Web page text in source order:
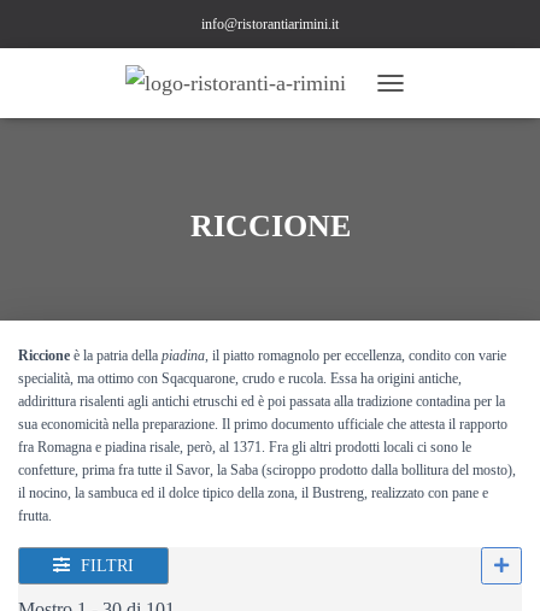
info@ristorantiarimini.it
RICCIONE
Riccione è la patria della piadina, il piatto romagnolo per eccellenza, condito con varie
specialità, ma ottimo con Sqacquarone, crudo e rucola. Essa ha origini antiche,
addirittura risalenti agli antichi etruschi ed è poi passata alla tradizione contadina per la
sua economicità nella preparazione. Il primo documento ufficiale che attesta il rapporto
fra Romagna e piadina risale, però, al 1371. Fra gli altri prodotti locali ci sono le
confetture, prima fra tutte il Savor, la Saba (sciroppo prodotto dalla bollitura del mosto),
il nocino, la sambuca ed il dolce tipico della zona, il Bustreng, realizzato con pane e
frutta.
FILTRI